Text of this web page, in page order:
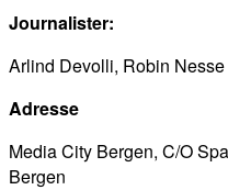
Journalister:
Arlind Devolli, Robin
Adresse
Media City Bergen, C/O
Bergen